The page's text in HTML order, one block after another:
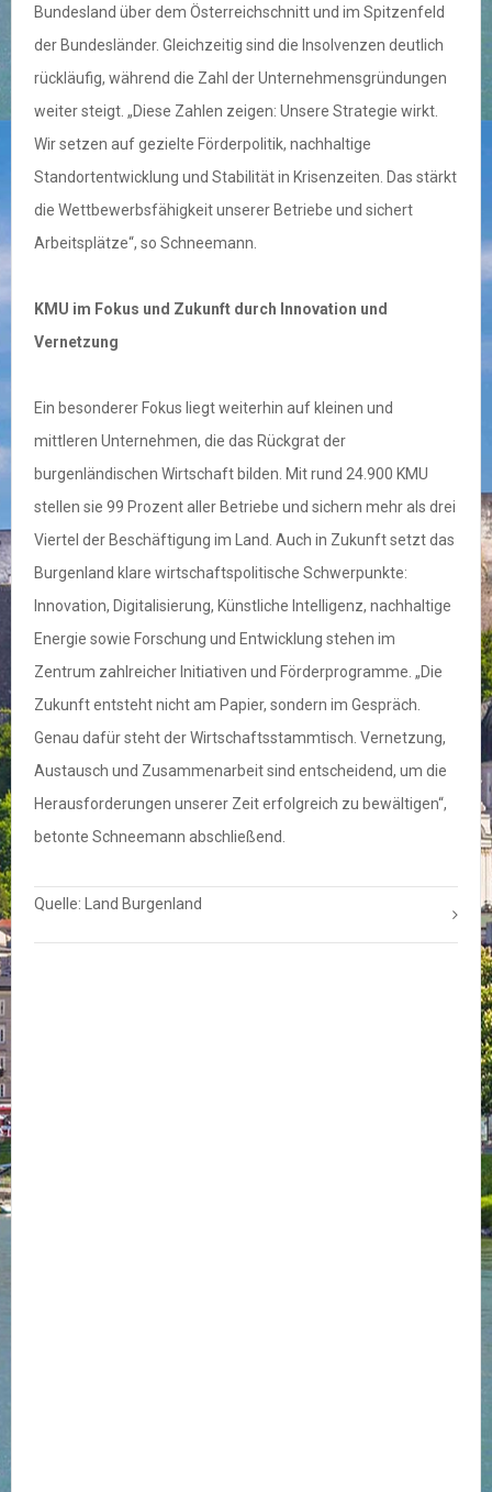
Bundesland über dem Österreichschnitt und im Spitzenfeld
der Bundesländer. Gleichzeitig sind die Insolvenzen deutlich
rückläufig, während die Zahl der Unternehmensgründungen
weiter steigt. „Diese Zahlen zeigen: Unsere Strategie wirkt.
Wir setzen auf gezielte Förderpolitik, nachhaltige
Standortentwicklung und Stabilität in Krisenzeiten. Das stärkt
die Wettbewerbsfähigkeit unserer Betriebe und sichert
Arbeitsplätze“, so Schneemann.
KMU im Fokus und Zukunft durch Innovation und
Vernetzung
Ein besonderer Fokus liegt weiterhin auf kleinen und
mittleren Unternehmen, die das Rückgrat der
burgenländischen Wirtschaft bilden. Mit rund 24.900 KMU
stellen sie 99 Prozent aller Betriebe und sichern mehr als drei
Viertel der Beschäftigung im Land. Auch in Zukunft setzt das
Burgenland klare wirtschaftspolitische Schwerpunkte:
Innovation, Digitalisierung, Künstliche Intelligenz, nachhaltige
Energie sowie Forschung und Entwicklung stehen im
Zentrum zahlreicher Initiativen und Förderprogramme. „Die
Zukunft entsteht nicht am Papier, sondern im Gespräch.
Genau dafür steht der Wirtschaftsstammtisch. Vernetzung,
Austausch und Zusammenarbeit sind entscheidend, um die
Herausforderungen unserer Zeit erfolgreich zu bewältigen“,
betonte Schneemann abschließend.
Quelle: Land Burgenland